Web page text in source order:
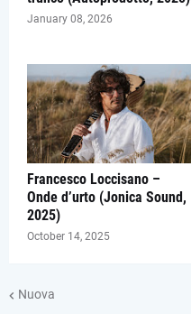
January 08, 2026
Francesco Loccisano –
Onde d’urto (Jonica Sound,
2025)
October 14, 2025
Nuova